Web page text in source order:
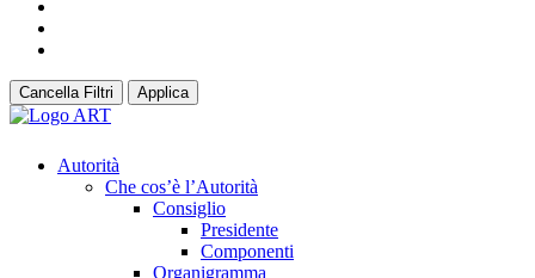
Cancella Filtri Applica
Autorità
Che cos’è l’Autorità
Consiglio
Presidente
Componenti
Organigramma